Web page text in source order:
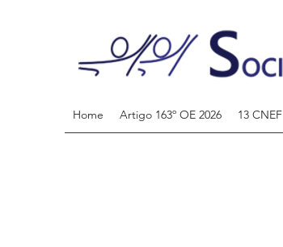
Home Artigo 163º OE 2026 13 CNEF